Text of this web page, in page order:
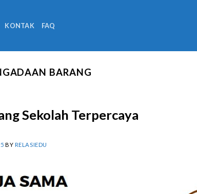
KONTAK FAQ
BARANG
Sekolah Terpercaya
BY RELASIEDU